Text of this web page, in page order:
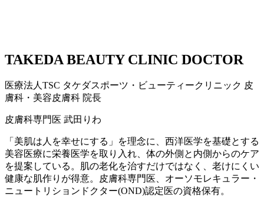
TAKEDA BEAUTY CLINIC DOCTOR
医療法人TSC タケダスポーツ・ビューティークリニック 皮
膚科・美容皮膚科 院長
皮膚科専門医 武田りわ
「美肌は人を幸せにする」を理念に、西洋医学を基礎とする
美容医療に栄養医学を取り入れ、体の外側と内側からのケア
を提案している。肌の老化を治すだけではなく、老けにくい
健康な肌作りが得意。皮膚科専門医、オーソモレキュラー・
ニュートリションドクター(OND)認定医の資格保有。